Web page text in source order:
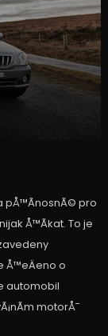
pÅ™Ã­nosnÃ© pro
Å™Ã­kat. To je
Å™eÄeno o
automobil
motorÅ¯